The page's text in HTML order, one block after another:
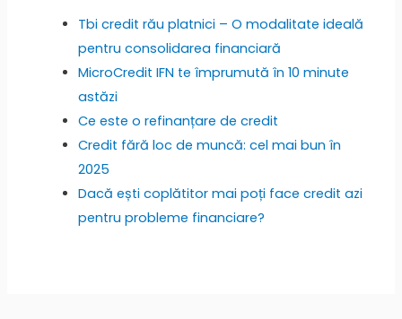
Tbi credit rău platnici – O modalitate ideală
pentru consolidarea financiară
MicroCredit IFN te împrumută în 10 minute
astăzi
Ce este o refinanțare de credit
Credit fără loc de muncă: cel mai bun în
2025
Dacă ești coplătitor mai poți face credit azi
pentru probleme financiare?